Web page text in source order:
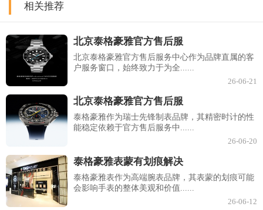
相关推荐
北京泰格豪雅官方售后服
北京泰格豪雅官方售后服务中心作为品牌直属的客
户服务窗口，始终致力于为全......
26-06-21
北京泰格豪雅官方售后服
泰格豪雅作为瑞士先锋制表品牌，其精密时计的性
能稳定依赖于官方售后服务中......
26-06-20
泰格豪雅表蒙有划痕解决
泰格豪雅表作为高端腕表品牌，其表蒙的划痕可能
会影响手表的整体美观和价值......
26-06-12